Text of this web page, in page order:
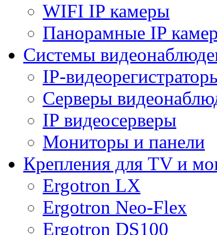
WIFI IP камеры
Панорамные IP
Системы
IP-
Серверы
IP видеосерверы
Мониторы и панели
Крепления для TV и
Ergotron LX
Ergotron Neo-Flex
Ergotron DS100